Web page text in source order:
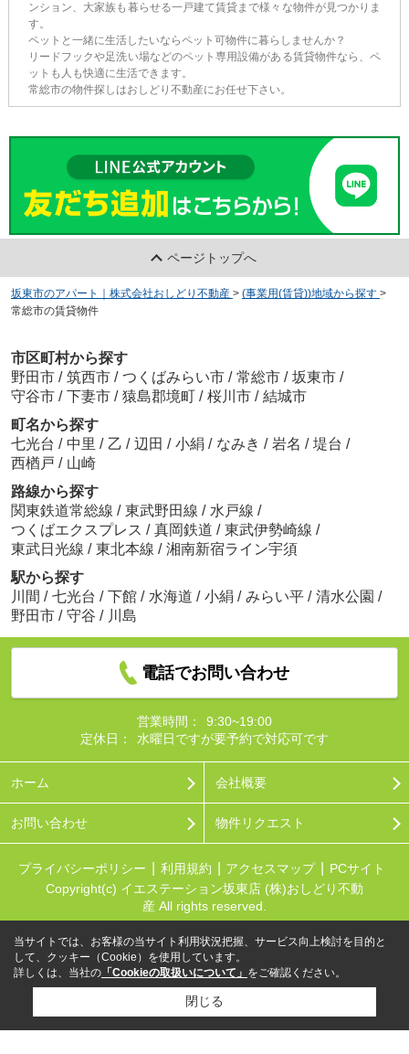
ンション、大家族も暮らせる一戸建て賃貸まで様々な物件が見つかりま
す。
ペットと一緒に生活したいならペット可物件に暮らしませんか？
リードフックや足洗い場などのペット専用設備がある賃貸物件なら、ペ
ットも人も快適に生活できます。
常総市の物件探しはおしどり不動産にお任せ下さい。
ページトップへ
坂東市のアパート｜株式会社おしどり不動産 > (事業用(賃貸))地域から探す >
常総市の賃貸物件
市区町村から探す
野田市 / 筑西市 / つくばみらい市 / 常総市 / 坂東市 /
守谷市 / 下妻市 / 猿島郡境町 / 桜川市 / 結城市
町名から探す
七光台 / 中里 / 乙 / 辺田 / 小絹 / なみき / 岩名 / 堤台 /
西楢戸 / 山崎
路線から探す
関東鉄道常総線 / 東武野田線 / 水戸線 /
つくばエクスプレス / 真岡鉄道 / 東武伊勢崎線 /
東武日光線 / 東北本線 / 湘南新宿ライン宇須
駅から探す
川間 / 七光台 / 下館 / 水海道 / 小絹 / みらい平 / 清水公園 /
野田市 / 守谷 / 川島
電話でお問い合わせ
営業時間：
9:30~19:00
定休日：
水曜日ですが要予約で対応可です
ホーム 会社概要
お問い合わせ 物件リクエスト
プライバシーポリシー 利用規約 アクセスマップ
PCサイト
Copyright(c) イエステーション坂東店 (株)おしどり不動
産 All rights reserved.
当サイトでは、お客様の当サイト利用状況把握、サービス向上検討を目的と
して、クッキー（Cookie）を使用しています。
詳しくは、当社の 「Cookieの取扱いについて」 をご確認ください。
閉じる